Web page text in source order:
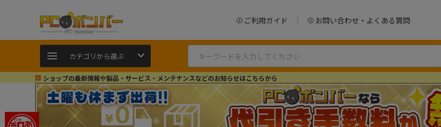
ご利用ガイド お問い合わせ・よくある質問
カテゴリから選ぶ
ショップの最新情報や製品・サービス・メンテナンスなどのお知らせはこちらから